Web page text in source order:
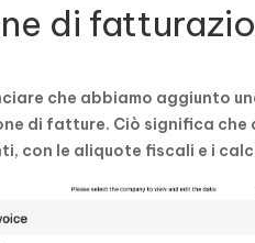
di
che abbiamo aggiunto
di fatture. Ciò significa che
con le aliquote fiscali e i